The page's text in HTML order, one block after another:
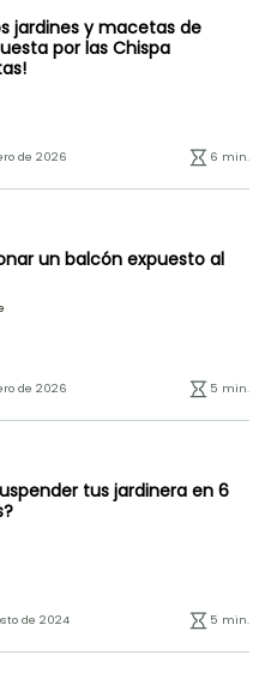
jardines y macetas de
por las Chispa
de 2026 6 min.
un balcón expuesto al
de 2026 5 min.
tus jardinera en 6
de 2024 5 min.